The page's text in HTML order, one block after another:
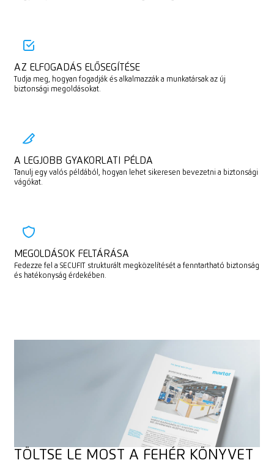
AZ ELFOGADÁS ELŐSEGÍTÉSE
Tudja meg, hogyan fogadják és alkalmazzák a munkatársak az új
biztonsági megoldásokat.
A LEGJOBB GYAKORLATI PÉLDA
Tanulj egy valós példából, hogyan lehet sikeresen bevezetni a biztonsági
vágókat.
MEGOLDÁSOK FELTÁRÁSA
Fedezze fel a SECUFIT strukturált megközelítését a fenntartható biztonság
és hatékonyság érdekében.
TÖLTSE LE MOST A FEHÉR KÖNYVET